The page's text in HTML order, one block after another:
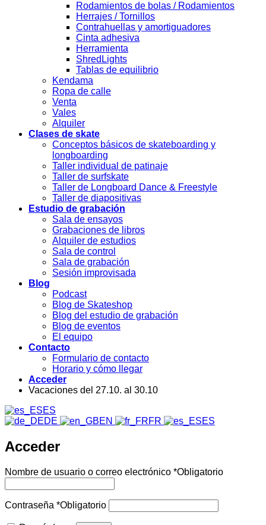
Rodamientos de bolas / Rodamientos
Herrajes / Tornillos
Contrahuellas y amortiguadores
Cinta adhesiva
Herramienta
ShredLights
Tablas de equilibrio
Kendama
Ropa de calle
Venta
Vales
Alquiler
Clases de skate
Conceptos básicos de skateboarding y
longboarding
Taller individual de patinaje
Taller de surfskate
Taller de Longboard Dance & Freestyle
Taller de diapositivas
Estudio de grabación
Sala de ensayos
Grabaciones de libros
Alquiler de estudios
Sala de control
Sala de grabación
Sesión improvisada
Blog
Podcast
Blog de Skateshop
Blog del estudio de grabación
Blog de eventos
El equipo
Contacto
Formulario de contacto
Horario y cómo llegar
Acceder
Vacaciones del 27.10. al 30.10
ES
DE
EN FR ES
Acceder
Nombre de usuario o correo electrónico *Obligatorio
Contraseña *Obligatorio